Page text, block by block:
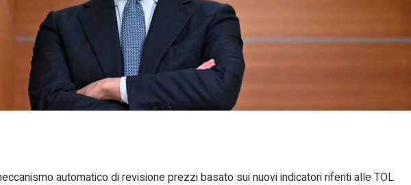
automatico di revisione prezzi basato sui nuovi indicatori riferiti alle TOL